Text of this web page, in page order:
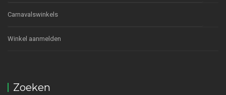
Carnavalswinkels
Winkel aanmelden
Zoeken